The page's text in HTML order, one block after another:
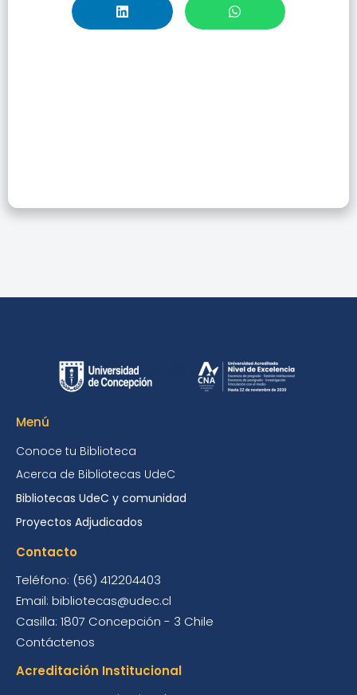
Menú
Conoce tu Biblioteca
Acerca de Bibliotecas UdeC
Bibliotecas UdeC y comunidad
Proyectos Adjudicados
Contacto
Teléfono: (56) 412204403
Email: bibliotecas@udec.cl
Casilla: 1807 Concepción - 3 Chile
Contáctenos
Acreditación Institucional